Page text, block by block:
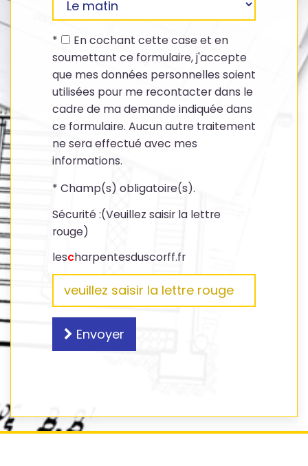
*
En cochant cette case et en
soumettant ce formulaire, j'accepte
que mes données personnelles soient
utilisées pour me recontacter dans le
cadre de ma demande indiquée dans
ce formulaire. Aucun autre traitement
ne sera effectué avec mes
informations.
* Champ(s) obligatoire(s).
Sécurité :(Veuillez saisir la lettre
rouge)
lescharpentesduscorff.fr
Envoyer